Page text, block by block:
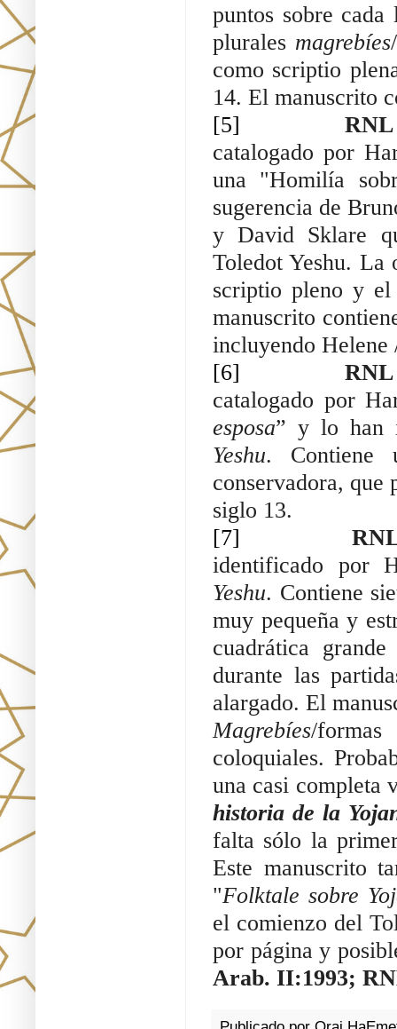
puntos sobre
plurales magrebíes
como scriptio
14. El manuscrito
[5]
catalogado por
una "Homilía
sugerencia de
y David Sklare
Toledot Yeshu.
scriptio pleno y
manuscrito
incluyendo Helene
[6]
catalogado por
esposa” y lo han
Yeshu. Contiene
conservadora, que
siglo 13.
[7]
identificado por
Yeshu. Contiene
muy pequeña y
cuadrática
durante las
alargado. El
Magrebíes/
coloquiales.
una casi completa
historia de la
falta sólo la
Este manuscrito
"Folktale sobre
el comienzo del
por página y
Arab. II:1993;